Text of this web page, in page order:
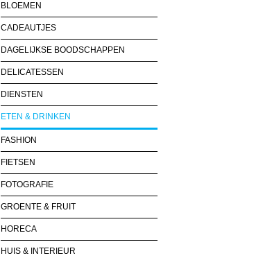
BLOEMEN
CADEAUTJES
DAGELIJKSE BOODSCHAPPEN
DELICATESSEN
DIENSTEN
ETEN & DRINKEN
FASHION
FIETSEN
FOTOGRAFIE
GROENTE & FRUIT
HORECA
HUIS & INTERIEUR